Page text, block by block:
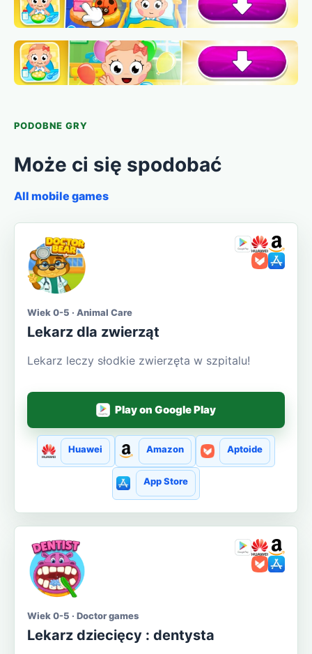
PODOBNE GRY
Może ci się spodobać
All mobile games
Wiek 0-5 · Animal Care
Lekarz dla zwierząt
Lekarz leczy słodkie zwierzęta w szpitalu!
Play on Google Play
Huawei Amazon Aptoide
App Store
Wiek 0-5 · Doctor games
Lekarz dziecięcy : dentysta